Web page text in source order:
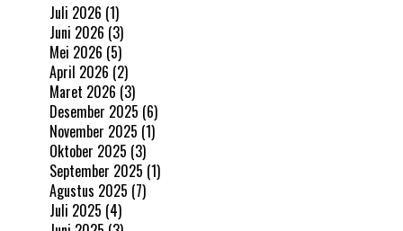
Juli 2026 (1)
Juni 2026 (3)
Mei 2026 (5)
April 2026 (2)
Maret 2026 (3)
Desember 2025 (6)
November 2025 (1)
Oktober 2025 (3)
September 2025 (1)
Agustus 2025 (7)
Juli 2025 (4)